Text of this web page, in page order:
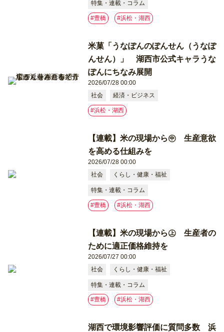
特集・連載・コラム
#豊橋 #浜松・湖西
米菓「うなぽんのぽんせん（うなぽ
んせん）」 湖西市公式キャラうな
ぽんにちなみ展開
2026/07/28 00:00
社会
経済・ビジネス
#浜松・湖西
【連載】米の現場から㊥ 生産意欲
を高める仕組みを
2026/07/28 00:00
社会
くらし・健康・福祉
特集・連載・コラム
#豊橋 #浜松・湖西
【連載】米の現場から㊤ 生産者の
ために適正価格維持を
2026/07/27 00:00
社会
くらし・健康・福祉
特集・連載・コラム
#豊橋 #浜松・湖西
湖西で環境影響評価に質問多数 浜